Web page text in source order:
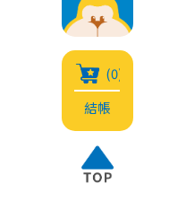
(0)
結帳